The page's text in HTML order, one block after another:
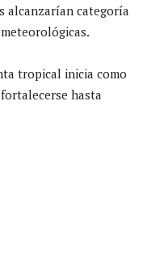
alcanzarían categoría
tropical inicia como
hasta